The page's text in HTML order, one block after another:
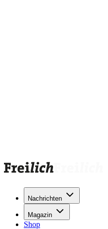
Nachrichten
Magazin
Shop